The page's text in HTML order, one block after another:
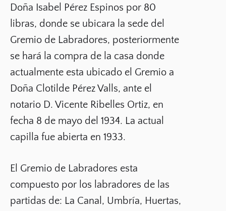
Doña Isabel Pérez Espinos por 80
libras, donde se ubicara la sede del
Gremio de Labradores, posteriormente
se hará la compra de la casa donde
actualmente esta ubicado el Gremio a
Doña Clotilde Pérez Valls, ante el
notario D. Vicente Ribelles Ortiz, en
fecha 8 de mayo del 1934. La actual
capilla fue abierta en 1933.
El Gremio de Labradores esta
compuesto por los labradores de las
partidas de: La Canal, Umbría, Huertas,